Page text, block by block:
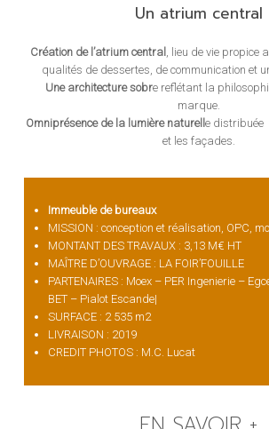
Un atrium central
Création de l’atrium central
, lieu de vie
qualités de dessertes, de communication et
Une architecture sobre reflétant la
marque.
Omniprésence de la lumière naturelle distribuée
et les façades.
Immeuble de bureaux
MISSION : conception et réalisation, OPC,
MONTANT DES TRAVAUX : 3,13 M€ HT
MAÎTRE D’OUVRAGE : LA FOIR’FOUILLE
PARTENAIRES : Moex – PER Ingenierie –
BET – Pialot Escande|
SURFACE : 2 535 m2
LIVRAISON : 2019
CREDIT PHOTOS : M.C. Lucat